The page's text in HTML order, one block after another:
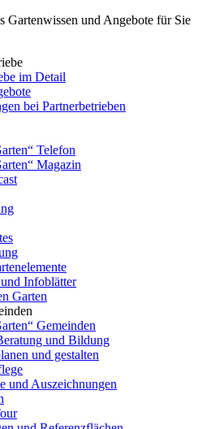
Gartenwissen und Angebote für Sie
im Detail
bei Partnerbetrieben
Telefon
Magazin
Infoblätter
Garten
Gemeinden
und Bildung
und gestalten
und Auszeichnungen